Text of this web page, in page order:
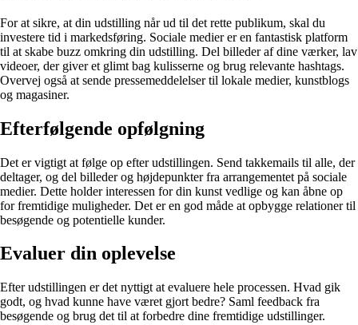
For at sikre, at din udstilling når ud til det rette publikum, skal du
investere tid i markedsføring. Sociale medier er en fantastisk platform
til at skabe buzz omkring din udstilling. Del billeder af dine værker, lav
videoer, der giver et glimt bag kulisserne og brug relevante hashtags.
Overvej også at sende pressemeddelelser til lokale medier, kunstblogs
og magasiner.
Efterfølgende opfølgning
Det er vigtigt at følge op efter udstillingen. Send takkemails til alle, der
deltager, og del billeder og højdepunkter fra arrangementet på sociale
medier. Dette holder interessen for din kunst vedlige og kan åbne op
for fremtidige muligheder. Det er en god måde at opbygge relationer til
besøgende og potentielle kunder.
Evaluer din oplevelse
Efter udstillingen er det nyttigt at evaluere hele processen. Hvad gik
godt, og hvad kunne have været gjort bedre? Saml feedback fra
besøgende og brug det til at forbedre dine fremtidige udstillinger.